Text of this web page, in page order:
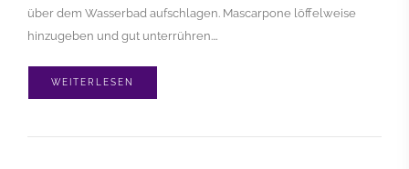
über dem Wasserbad aufschlagen. Mascarpone löffelweise
hinzugeben und gut unterrühren.…
WEITERLESEN